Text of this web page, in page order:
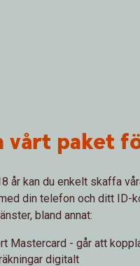
vårt paket
år kan du enkelt skaffa
din telefon och ditt ID-
bland annat:
Mastercard - går att
digitalt